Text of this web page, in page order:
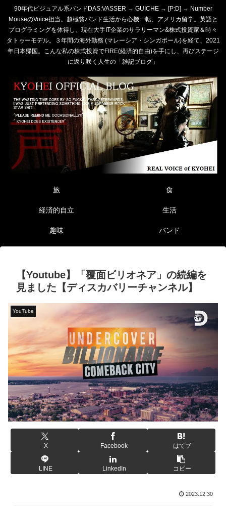
90年代ビジュアル系バンドDAS:VASSER → GUICHE → [P:D] → Number
MouseのVoice担当。超極貧バンド生活から心機一転、アメリカ留学。英語と
プログラミングを体得し、現在大手IT企業のサラリーマン&株式投資家＆時々
タトゥーモデル。３年間の海外勤務 (マレーシア・シンガポール)を経て、2021
年日本帰国。こんな私の株式投資でFIRE(経済的自由)を手にし、再びステージ
に返り咲く人生の「雑記ブログ」
旅 食
経済的自立 生活
趣味 バンド
【Youtube】「覆面ビリオネア」の続編を
見ました【ディスカバリーチャンネル】
YouTube
X Facebook はてブ
LINE LinkedIn コピー
2023.12.30